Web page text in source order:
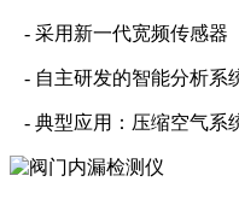
- 采用新一代宽频传感器
- 自主研发的智能分析系
- 典型应用：压缩空气系